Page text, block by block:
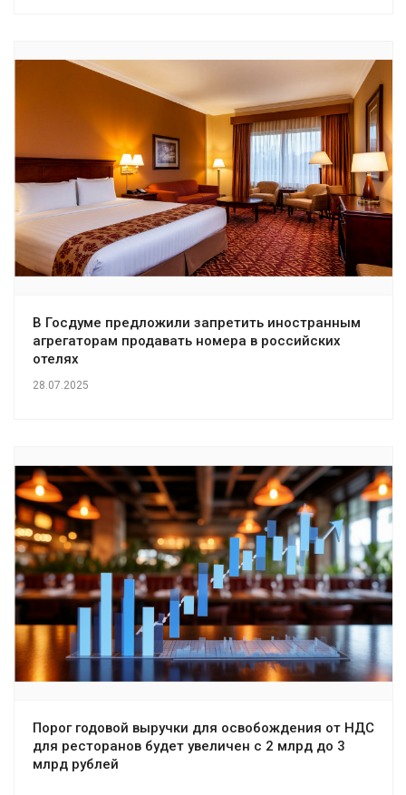
В Госдуме предложили запретить иностранным
агрегаторам продавать номера в российских
отелях
28.07.2025
Порог годовой выручки для освобождения от НДС
для ресторанов будет увеличен с 2 млрд до 3
млрд рублей